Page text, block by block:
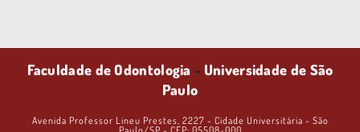
Faculdade de Odontologia - Universidade de São
Paulo
Avenida Professor Lineu Prestes, 2227 - Cidade Universitária - São